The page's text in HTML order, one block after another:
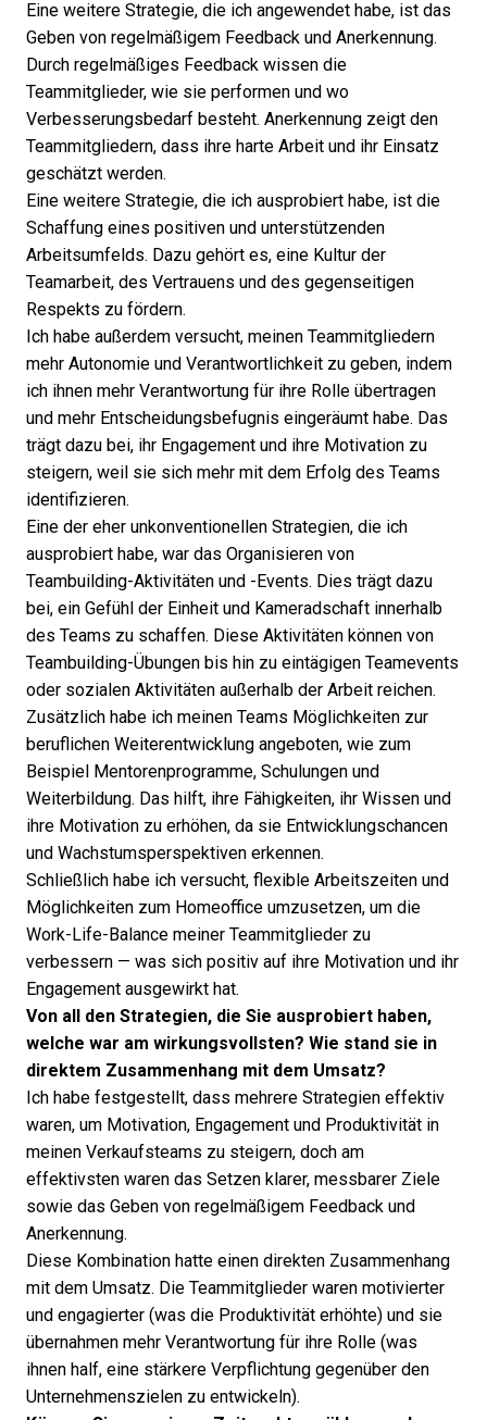
Eine weitere Strategie, die ich angewendet habe, ist das
Geben von regelmäßigem Feedback und Anerkennung.
Durch regelmäßiges Feedback wissen die
Teammitglieder, wie sie performen und wo
Verbesserungsbedarf besteht. Anerkennung zeigt den
Teammitgliedern, dass ihre harte Arbeit und ihr Einsatz
geschätzt werden.
Eine weitere Strategie, die ich ausprobiert habe, ist die
Schaffung eines positiven und unterstützenden
Arbeitsumfelds. Dazu gehört es, eine Kultur der
Teamarbeit, des Vertrauens und des gegenseitigen
Respekts zu fördern.
Ich habe außerdem versucht, meinen Teammitgliedern
mehr Autonomie und Verantwortlichkeit zu geben, indem
ich ihnen mehr Verantwortung für ihre Rolle übertragen
und mehr Entscheidungsbefugnis eingeräumt habe. Das
trägt dazu bei, ihr Engagement und ihre Motivation zu
steigern, weil sie sich mehr mit dem Erfolg des Teams
identifizieren.
Eine der eher unkonventionellen Strategien, die ich
ausprobiert habe, war das Organisieren von
Teambuilding-Aktivitäten und -Events. Dies trägt dazu
bei, ein Gefühl der Einheit und Kameradschaft innerhalb
des Teams zu schaffen. Diese Aktivitäten können von
Teambuilding-Übungen bis hin zu eintägigen Teamevents
oder sozialen Aktivitäten außerhalb der Arbeit reichen.
Zusätzlich habe ich meinen Teams Möglichkeiten zur
beruflichen Weiterentwicklung angeboten, wie zum
Beispiel Mentorenprogramme, Schulungen und
Weiterbildung. Das hilft, ihre Fähigkeiten, ihr Wissen und
ihre Motivation zu erhöhen, da sie Entwicklungschancen
und Wachstumsperspektiven erkennen.
Schließlich habe ich versucht, flexible Arbeitszeiten und
Möglichkeiten zum Homeoffice umzusetzen, um die
Work-Life-Balance meiner Teammitglieder zu
verbessern — was sich positiv auf ihre Motivation und ihr
Engagement ausgewirkt hat.
Von all den Strategien, die Sie ausprobiert haben,
welche war am wirkungsvollsten? Wie stand sie in
direktem Zusammenhang mit dem Umsatz?
Ich habe festgestellt, dass mehrere Strategien effektiv
waren, um Motivation, Engagement und Produktivität in
meinen Verkaufsteams zu steigern, doch am
effektivsten waren das Setzen klarer, messbarer Ziele
sowie das Geben von regelmäßigem Feedback und
Anerkennung.
Diese Kombination hatte einen direkten Zusammenhang
mit dem Umsatz. Die Teammitglieder waren motivierter
und engagierter (was die Produktivität erhöhte) und sie
übernahmen mehr Verantwortung für ihre Rolle (was
ihnen half, eine stärkere Verpflichtung gegenüber den
Unternehmenszielen zu entwickeln).